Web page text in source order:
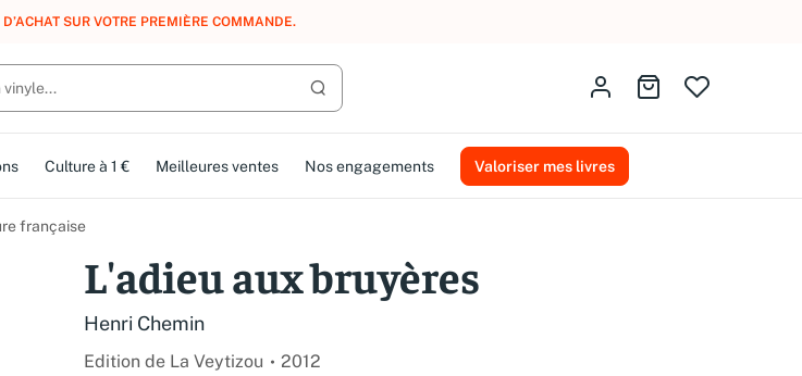
:REJOIGNEZ GRATUITEMENT LE CLUB AMMAREAL.
Lancer la recherche
Identifiez-vousAller au panier
Culture à 1 € Meilleures ventes Nos engagements Valoriser mes livres
française
L'adieu aux bruyères
Henri Chemin
Edition de La Veytizou 2012